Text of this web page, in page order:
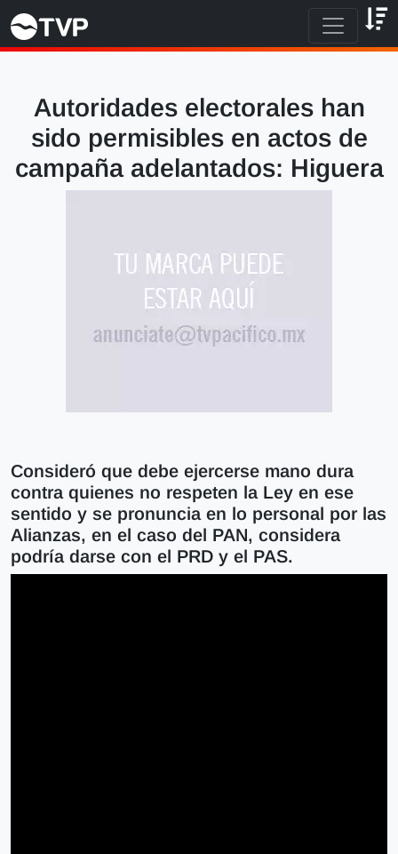
Autoridades electorales han
sido permisibles en actos de
campaña adelantados: Higuera
Consideró que debe ejercerse mano dura
contra quienes no respeten la Ley en ese
sentido y se pronuncia en lo personal por las
Alianzas, en el caso del PAN, considera
podría darse con el PRD y el PAS.